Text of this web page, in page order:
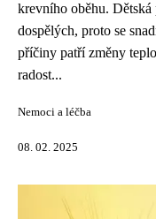
krevního oběhu.
dospělých, proto se
příčiny patří změny
radost...
Nemoci a léčba
08. 02. 2025